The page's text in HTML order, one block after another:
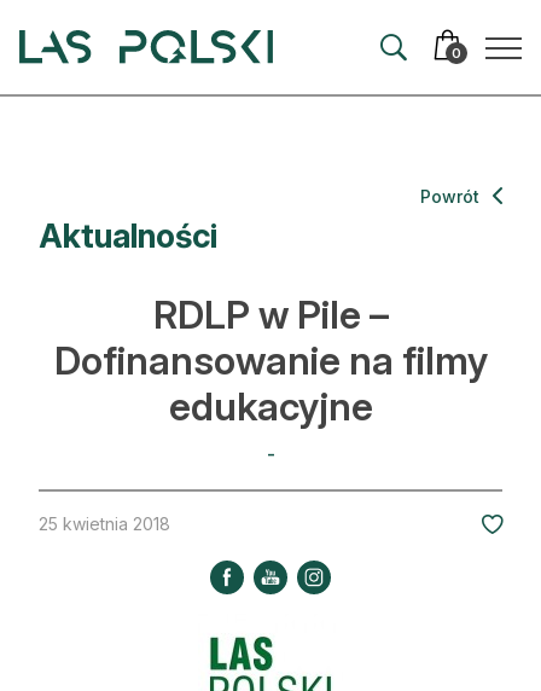
0
Artykuły
Hodowla lasu
Ochrona lasu
Nowe technologie
Kultura i historia
Strefa eksperta
Aktualności
Powrót
RDLP w Pile –
Dofinansowanie na filmy
edukacyjne
-
25 kwietnia 2018